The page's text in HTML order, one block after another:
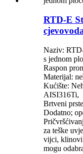
RTD-E
Naziv:
s jednom
Raspon
Materijal:
Kućište:
AISI316Ti,
Brtveni
Dodatno;
za teške
vijci, klinovi
mogu